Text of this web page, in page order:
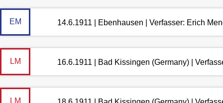
EM 14.6.1911 | Ebenhausen | Verfasser: Erich
LM 16.6.1911 | Bad Kissingen (Germany) |
LM